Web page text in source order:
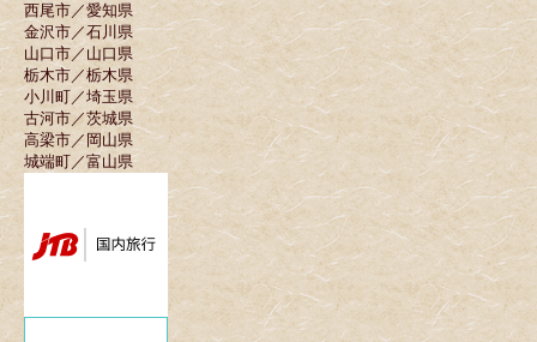
西尾市／愛知県
金沢市／石川県
山口市／山口県
栃木市／栃木県
小川町／埼玉県
古河市／茨城県
高梁市／岡山県
城端町／富山県